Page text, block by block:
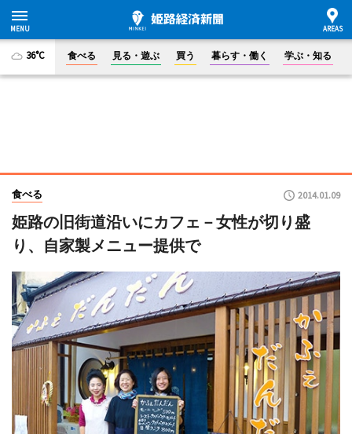
36°C 食べる 見る・遊ぶ 買う 暮らす・働く 学ぶ・知る
食べる 2014.01.09
姫路の旧街道沿いにカフェ－女性が切り盛
り、自家製メニュー提供で